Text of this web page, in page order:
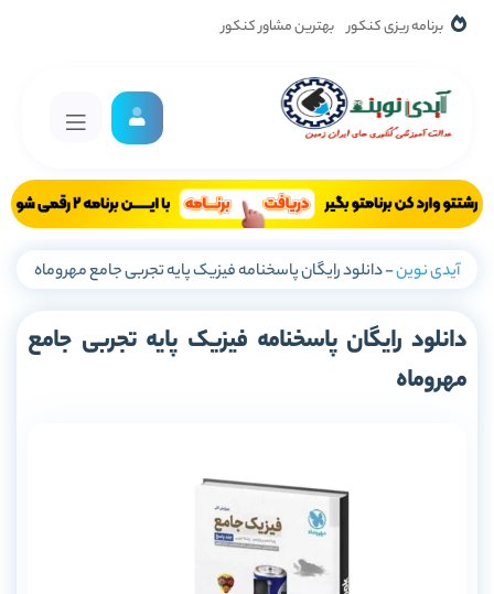
برنامه ریزی کنکور بهترین مشاور کنکور
آیدی نوین-دانلود رایگان پاسخنامه فیزیک پایه تجربی جامع مهروماه
دانلود رایگان پاسخنامه فیزیک پایه تجربی جامع
مهروماه